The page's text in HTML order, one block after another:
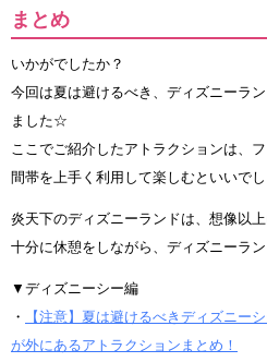
まとめ
いかがでしたか？
今回は夏は避けるべき、ディズニーラ
ました☆
ここでご紹介したアトラクションは、
間帯を上手く利用して楽しむといいでし
炎天下のディズニーランドは、想像以上
十分に休憩をしながら、ディズニーラ
▼ディズニーシー編
・
【注意】夏は避けるべきディズニー
が外にあるアトラクションまとめ！